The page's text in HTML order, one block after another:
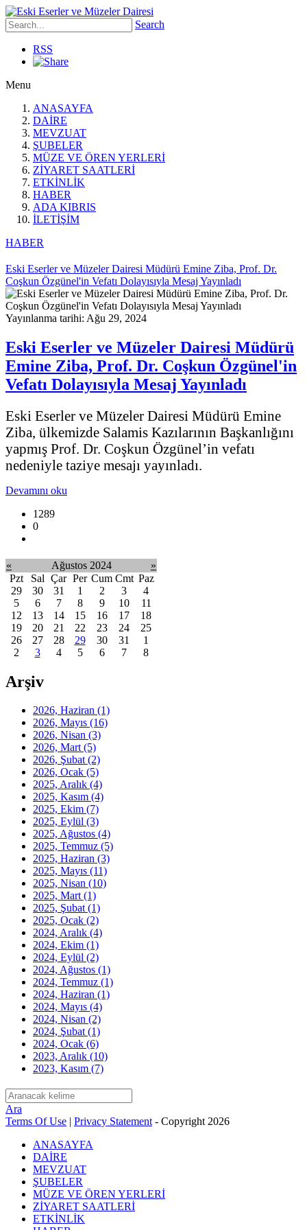
Search
RSS
Menu
ANASAYFA
DAİRE
MEVZUAT
ŞUBELER
MÜZE VE ÖREN YERLERİ
ZİYARET SAATLERİ
ETKİNLİK
HABER
ADA KIBRIS
İLETİŞİM
HABER
Eski Eserler ve Müzeler Dairesi Müdürü Emine Ziba, Prof. Dr.
Coşkun Özgünel'in Vefatı Dolayısıyla Mesaj Yayınladı
Yayınlanma tarihi: Ağu 29, 2024
Eski Eserler ve Müzeler Dairesi Müdürü
Emine Ziba, Prof. Dr. Coşkun Özgünel'in
Vefatı Dolayısıyla Mesaj Yayınladı
Eski Eserler ve Müzeler Dairesi Müdürü Emine
Ziba, ülkemizde Salamis Kazılarının Başkanlığını
yapmış Prof. Dr. Coşkun Özgünel’in vefatı
nedeniyle taziye mesajı yayınladı.
Devamını oku
1289
0
« Ağustos 2024
»
Pzt
Sal Çar Per Cum Cmt Paz
29
30 31 1 2 3
4
5
6 7 8 9 10
11
12
13 14 15 16 17
18
19
20 21 22 23 24
25
26
27 28 29 30 31
1
2
3 4 5 6 7 8
Arşiv
2026, Haziran (1)
2026, Mayıs (16)
2026, Nisan (3)
2026, Mart(5)
2026, Şubat(2)
2026, Ocak (5)
2025, Aralık (4)
2025, Kasım (4)
2025, Ekim (7)
2025, Eylül (3)
2025, Ağustos (4)
2025, Temmuz (5)
2025, Haziran (3)
2025, Mayıs (11)
2025, Nisan (10)
2025, Mart(1)
2025, Şubat(1)
2025, Ocak (2)
2024, Aralık (4)
2024, Ekim (1)
2024, Eylül (2)
2024, Ağustos (1)
2024, Temmuz (1)
2024, Haziran (1)
2024, Mayıs (4)
2024, Nisan (2)
2024, Şubat(1)
2024, Ocak (6)
2023, Aralık (10)
2023, Kasım (7)
Ara
Terms Of Use | Privacy Statement - Copyright 2026
ANASAYFA
DAİRE
MEVZUAT
ŞUBELER
MÜZE VE ÖREN YERLERİ
ZİYARET SAATLERİ
ETKİNLİK